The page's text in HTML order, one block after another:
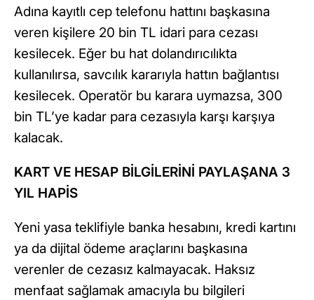
Adına kayıtlı cep telefonu hattını başkasına
veren kişilere 20 bin TL idari para cezası
kesilecek. Eğer bu hat dolandırıcılıkta
kullanılırsa, savcılık kararıyla hattın bağlantısı
kesilecek. Operatör bu karara uymazsa, 300
bin TL’ye kadar para cezasıyla karşı karşıya
kalacak.
KART VE HESAP BİLGİLERİNİ PAYLAŞANA 3
YIL HAPİS
Yeni yasa teklifiyle banka hesabını, kredi kartını
ya da dijital ödeme araçlarını başkasına
verenler de cezasız kalmayacak. Haksız
menfaat sağlamak amacıyla bu bilgileri